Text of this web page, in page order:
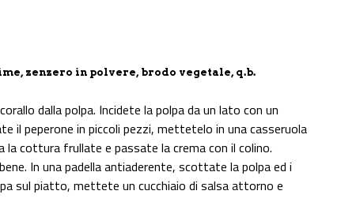
zenzero in polvere, brodo vegetale, q.b.
dalla polpa. Incidete la polpa da un lato con un
il peperone in piccoli pezzi, mettetelo in una casseruola
cottura frullate e passate la crema con il colino.
In una padella antiaderente, scottate la polpa ed i
sul piatto, mettete un cucchiaio di salsa attorno e